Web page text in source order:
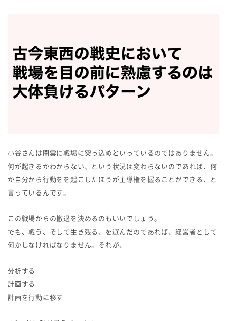
小谷さんは闇雲に戦場に突っ込めといっているのではありません。
何が起きるかわからない、という状況は変わらないのであれば、何
か自分から行動をを起こしたほうが主導権を握ることができる、と
言っているんです。
この戦場からの撤退を決めるのもいいでしょう。
でも、戦う、そして生き残る、を選んだのであれば、経営者として
何かしなければなりません。それが、
分析する
計画する
計画を行動に移す